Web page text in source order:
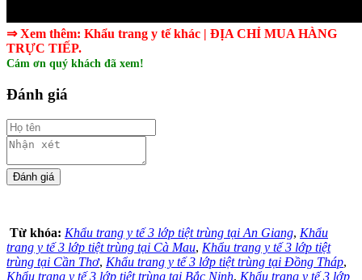
⇒ Xem thêm: Khẩu trang y tếkhác | ĐỊA CHỈ MUA HÀNG
TRỰC TIẾP.
Cám ơn quý khách đã xem!
Đánh giá
Từ khóa: Khẩu trang y tế 3 lớp tiệt trùng tại An Giang, Khẩu
trang y tế 3 lớp tiệt trùng tại Cà Mau, Khẩu trang y tế 3 lớp tiệt
trùng tại Cần Thơ, Khẩu trang y tế 3 lớp tiệt trùng tại Đồng Tháp,
Khẩu trang y tế 3 lớp tiệt trùng tại Bắc Ninh, Khẩu trang y tế 3 lớp